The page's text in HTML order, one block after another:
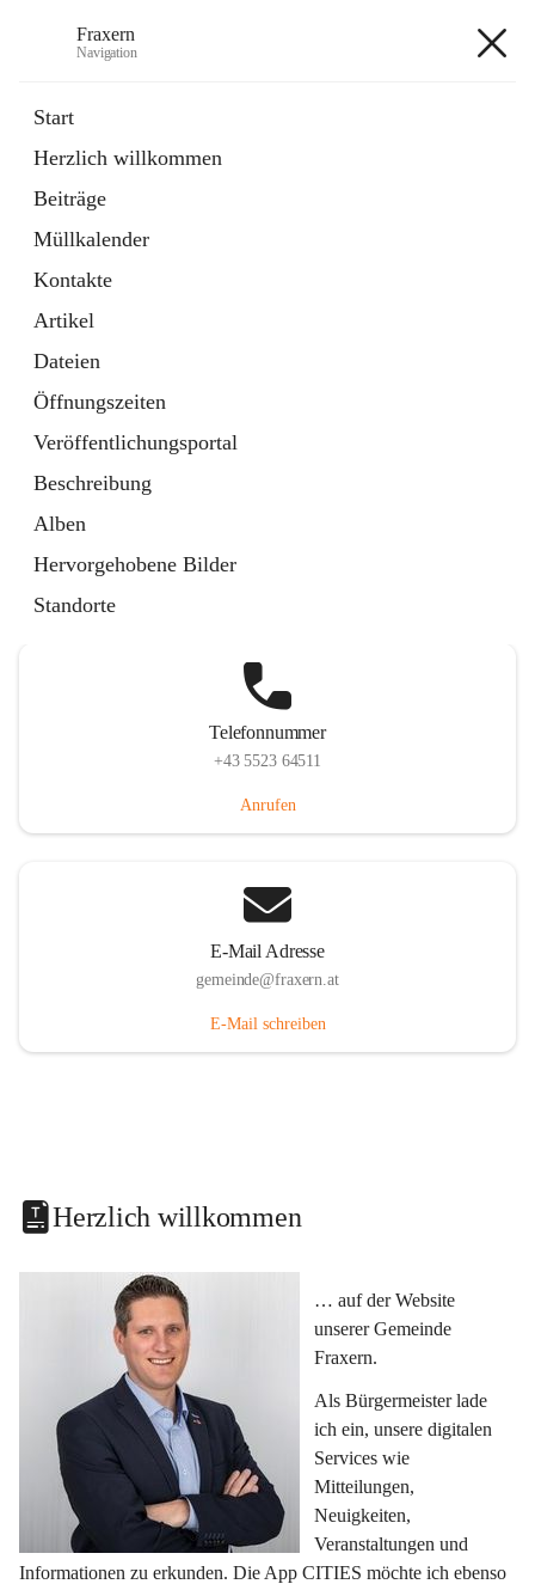
Fraxern
Navigation
Start
Herzlich willkommen
Beiträge
Müllkalender
Kontakte
Artikel
Dateien
Öffnungszeiten
Veröffentlichungsportal
Beschreibung
Alben
Hervorgehobene Bilder
Standorte
Ordner
in
Tab
Formulare
Artikel
öffnet
in
neuem
Tab
Telefonnummer
+43 5523 64511
Anrufen
E-Mail Adresse
gemeinde@fraxern.at
E-Mail schreiben
Herzlich willkommen
… auf der Website
unserer Gemeinde
Fraxern.
Als Bürgermeister lade
ich ein, unsere digitalen
Services wie
Mitteilungen,
Neuigkeiten,
Veranstaltungen und
Informationen zu erkunden. Die App CITIES möchte ich ebenso